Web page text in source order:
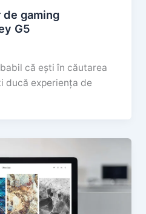
de gaming
G5
că ești în căutarea
ducă experiența de